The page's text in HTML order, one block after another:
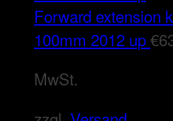
Forward extension
100mm 2012 up€
MwSt.